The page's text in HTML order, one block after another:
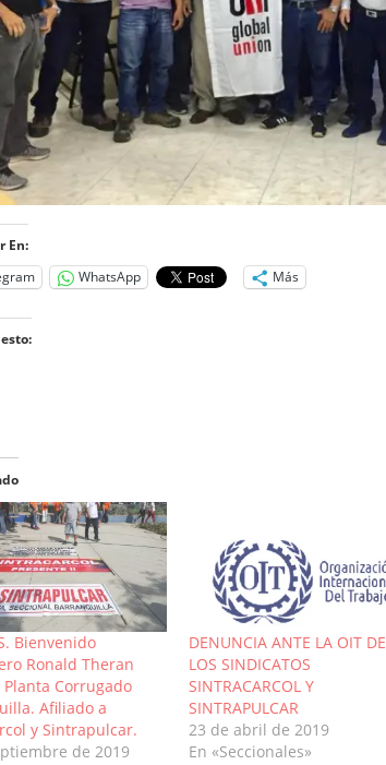
En:
WhatsApp Más
Bienvenido
Ronald Theran
Planta Corrugado
Afiliado a
y Sintrapulcar.
de 2019
DENUNCIA ANTE LA OIT DE
LOS SINDICATOS
SINTRACARCOL Y
SINTRAPULCAR
23 de abril de 2019
En «Seccionales»